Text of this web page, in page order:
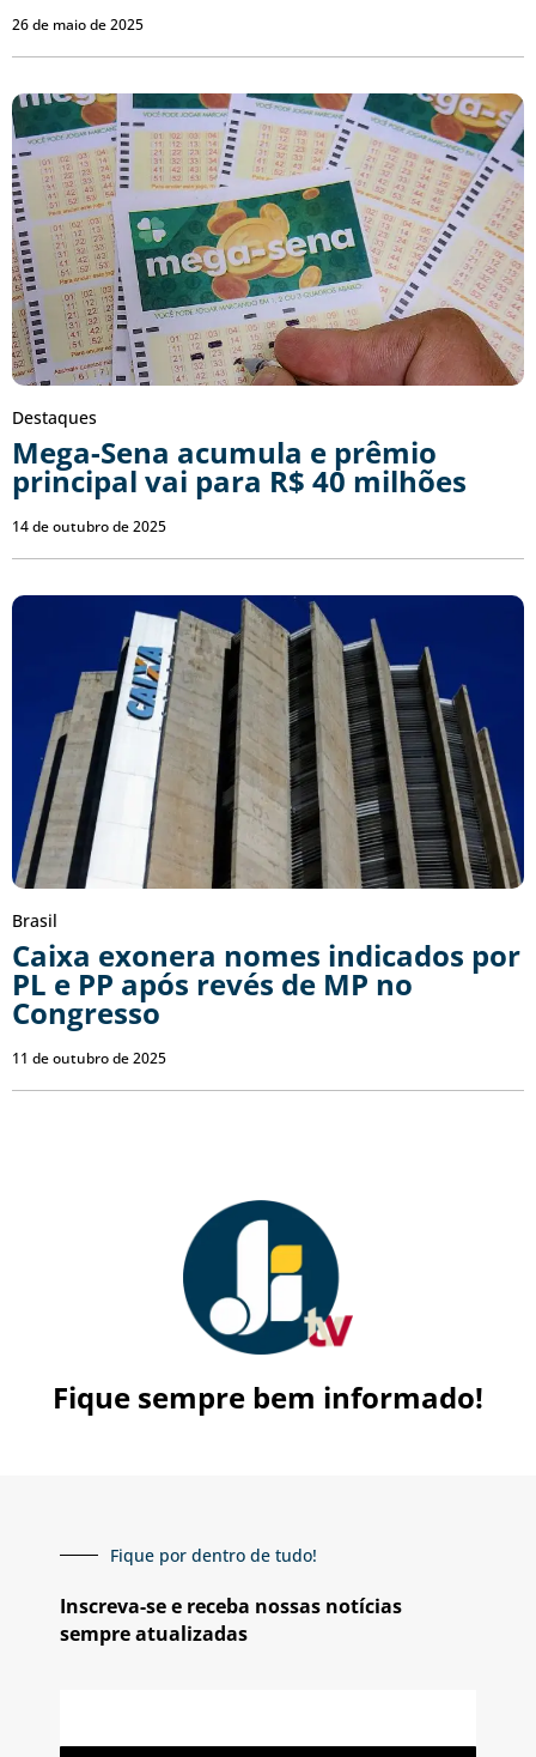
26 de maio de 2025
Destaques
Mega-Sena acumula e prêmio
principal vai para R$ 40 milhões
14 de outubro de 2025
Brasil
Caixa exonera nomes indicados por
PL e PP após revés de MP no
Congresso
11 de outubro de 2025
Fique sempre bem informado!
Fique por dentro de tudo!
Inscreva-se e receba nossas notícias
sempre atualizadas